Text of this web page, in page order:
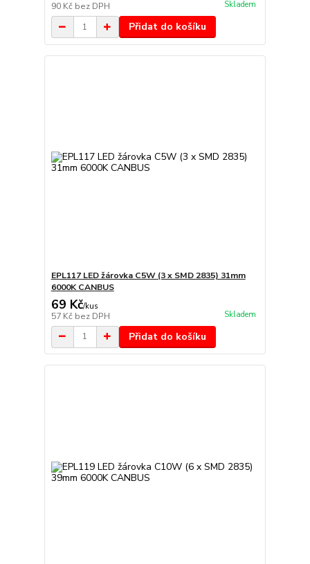
90 Kč bez DPH Skladem
Přidat do košíku
EPL117 LED žárovka C5W (3 x SMD 2835) 31mm
6000K CANBUS
69 Kč/kus
57 Kč bez DPH Skladem
Přidat do košíku